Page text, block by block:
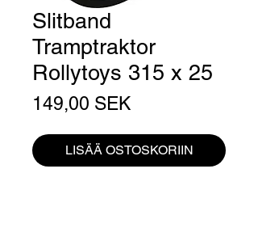
Slitband
Tramptraktor
Rollytoys 315 x 25
149,00 SEKHinta
LISÄÄ OSTOSKORIIN